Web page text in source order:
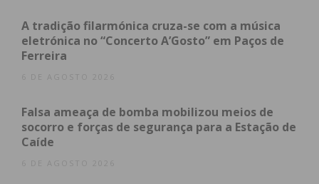
obrigatória e/ou adequada”.
a Vítimas Específicas de Penafiel da Guarda
Nacional Republicana.
Além de militares da GNR participaram nas buscas
A tradição filarmónica cruza-se com a música
eletrónica no “Concerto A’Gosto” em Paços de
Ferreira
6 DE AGOSTO 2026
Falsa ameaça de bomba mobilizou meios de
socorro e forças de segurança para a Estação de
Caíde
6 DE AGOSTO 2026